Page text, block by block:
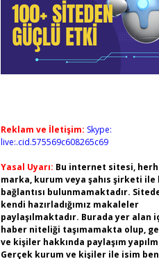
Reklam ve İletişim: Skype:
live:.cid.575569c608265c69
Yasal Uyarı: Bu internet sitesi,
marka, kurum veya şahıs şirketi ile
bağlantısı bulunmamaktadır.
kendi hazırladığımız makaleler
paylaşılmaktadır. Burada yer alan
haber niteliği taşımamakta olup,
ve kişiler hakkında paylaşım
Gerçek kurum ve kişiler ile isim